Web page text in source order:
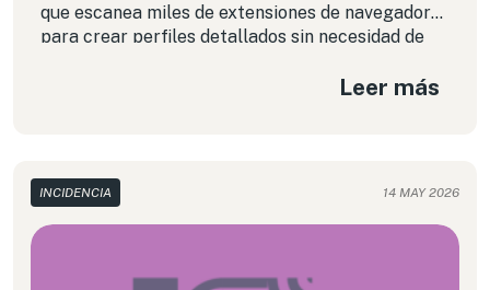
que escanea miles de extensiones de navegador
para crear perfiles detallados sin necesidad de
datos sensibles de las personas usuarias,
silenciosa y las medidas de protección digital
necesarias para mitigar su impacto.
Leer más
INCIDENCIA 14 MAY 2026